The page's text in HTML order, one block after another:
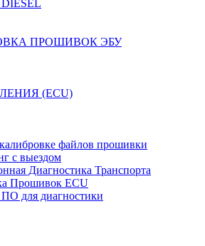
ПРОШИВОК ЭБУ
(ECU)
файлов прошивки
с выездом
Диагностика Транспорта
Прошивок ECU
ПО для диагностики